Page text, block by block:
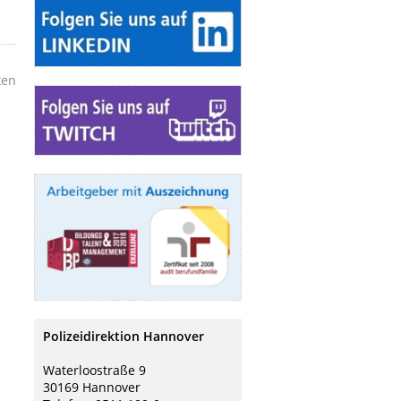
Polizeidirektion Hannover
Waterloostraße 9
30169 Hannover